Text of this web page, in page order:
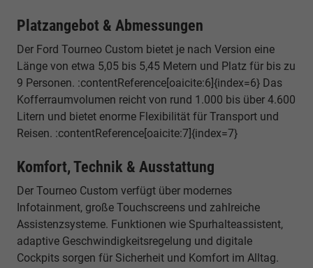
Platzangebot & Abmessungen
Der Ford Tourneo Custom bietet je nach Version eine
Länge von etwa 5,05 bis 5,45 Metern und Platz für bis zu
9 Personen. :contentReference[oaicite:6]{index=6} Das
Kofferraumvolumen reicht von rund 1.000 bis über 4.600
Litern und bietet enorme Flexibilität für Transport und
Reisen. :contentReference[oaicite:7]{index=7}
Komfort, Technik & Ausstattung
Der Tourneo Custom verfügt über modernes
Infotainment, große Touchscreens und zahlreiche
Assistenzsysteme. Funktionen wie Spurhalteassistent,
adaptive Geschwindigkeitsregelung und digitale
Cockpits sorgen für Sicherheit und Komfort im Alltag.